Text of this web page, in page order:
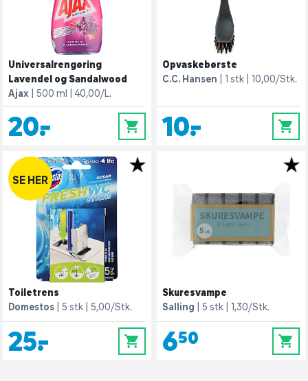
Universalrengøring
Lavendel og Sandalwood
Ajax
500 ml 40,00/L.
20,- 0
Opvaskebørste
C.C. Hansen
1 stk 10,00/Stk.
10,- 0
SE HER
Toiletrens
Domestos
5 stk 5,00/Stk.
25,- 0
Skuresvampe
Salling
5 stk 1,30/Stk.
6,50 0